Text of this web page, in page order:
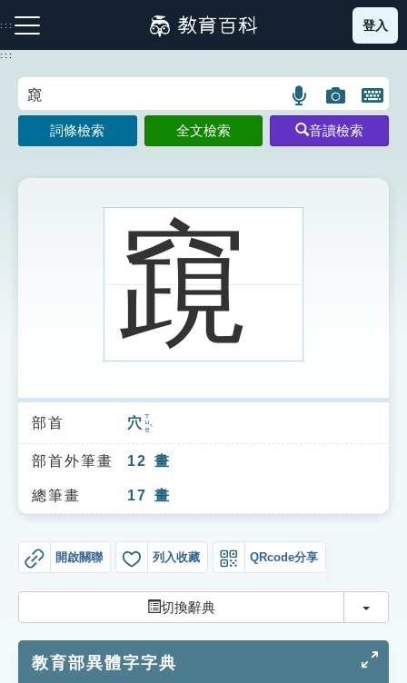
到
主
:::
注音索引圖示 筆畫索引圖示 部首索引表圖示
索引選單
知識索引
單字索引
遊戲專區
教學應用
貓頭鷹博士
登入
:::
語
言
搜
示
圖
片
搜
開
鍵
圖
詞條檢索 全文檢索 音讀檢索
竀
部首 穴 ㄒㄩㄝˋ
部首外筆畫 12 畫
總筆畫 17 畫
開啟關聯 列入收藏 QRcode分享
切換辭典 切換
教育部異體字字典